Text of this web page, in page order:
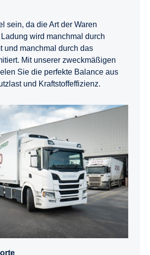
sein, da die Art der Waren
wird manchmal durch
und manchmal durch das
Mit unserer zweckmäßigen
Sie die perfekte Balance aus
und Kraftstoffeffizienz.